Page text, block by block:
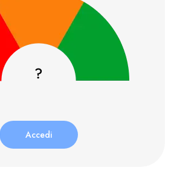
Accedi